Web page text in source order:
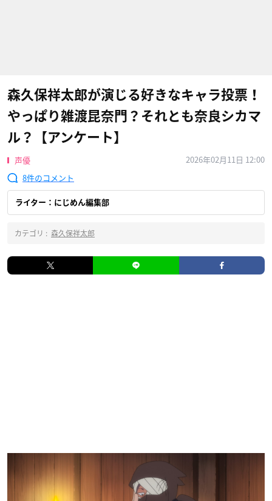
森久保祥太郎が演じる好きなキャラ投票！
やっぱり雑渡昆奈門？それとも奈良シカマ
ル？【アンケート】
声優
2026年02月11日 12:00
8
ライター：にじめん編集部
カテゴリ : 森久保祥太郎